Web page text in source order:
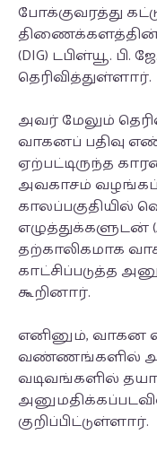
போக்குவரத்து
திணைக்களத்தின்
(DIG) டபிள்யூ.
தெரிவித்துள்ளார்.
அவர் மேலும்
வாகனப் பதிவு
ஏற்பட்டிருந்த
அவகாசம்
காலப்பகுதியில்
எழுத்துக்களுடன்
தற்காலிகமாக
காட்சிப்படுத்த
கூறினார்.
எனினும்,
வண்ணங்களில்
வடிவங்களில்
குறிப்பிட்டுள்ளார்.